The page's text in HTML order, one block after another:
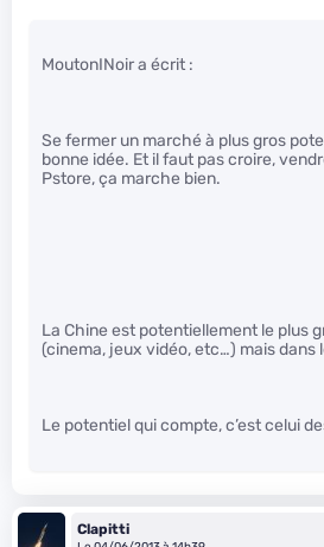
MoutonINoir a écrit :
Se fermer un marché à plus gros
bonne idée. Et il faut pas croire,
Pstore, ça marche bien.
La Chine est potentiellement le plus
(cinema, jeux vidéo, etc…) mais dans
Le potentiel qui compte, c’est celui
Clapitti